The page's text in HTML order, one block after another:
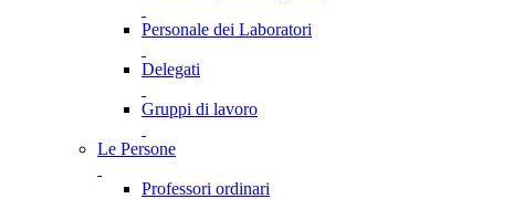
Personale dei Laboratori
Delegati
Gruppi di lavoro
Le Persone
Professori ordinari